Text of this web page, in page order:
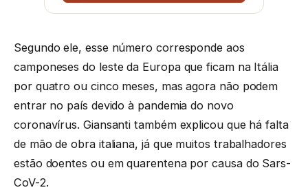
Segundo ele, esse número corresponde aos
camponeses do leste da Europa que ficam na Itália
por quatro ou cinco meses, mas agora não podem
entrar no país devido à pandemia do novo
coronavírus. Giansanti também explicou que há falta
de mão de obra italiana, já que muitos trabalhadores
estão doentes ou em quarentena por causa do Sars-
CoV-2.